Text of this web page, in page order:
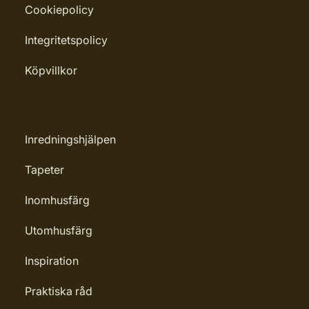
Cookiepolicy
Integritetspolicy
Köpvillkor
Inredningshjälpen
Tapeter
Inomhusfärg
Utomhusfärg
Inspiration
Praktiska råd